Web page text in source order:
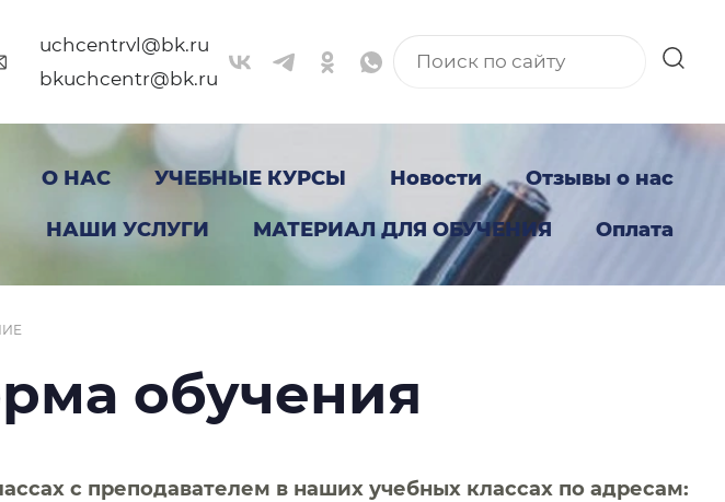
uchcentrvl@bk.ru
bkuchcentr@bk.ru
О НАС УЧЕБНЫЕ КУРСЫ Новости Отзывы о нас
НАШИ УСЛУГИ МАТЕРИАЛ ДЛЯ ОБУЧЕНИЯ Оплата
обучения
с преподавателем в наших учебных классах по адресам: